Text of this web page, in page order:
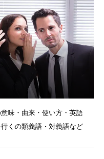
味・由来・使い方・英語
くの類義語・対義語など